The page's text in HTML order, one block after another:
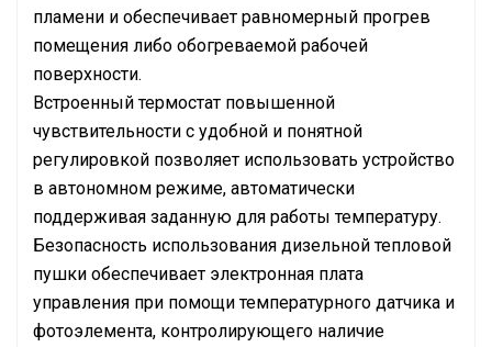
пламени и обеспечивает равномерный прогрев
помещения либо обогреваемой рабочей
поверхности.
Встроенный термостат повышенной
чувствительности с удобной и понятной
регулировкой позволяет использовать устройство
в автономном режиме, автоматически
поддерживая заданную для работы температуру.
Безопасность использования дизельной тепловой
пушки обеспечивает электронная плата
управления при помощи температурного датчика и
фотоэлемента, контролирующего наличие